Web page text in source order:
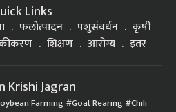
Links
फलोत्पादन पशुसंवर्धन
कृषी
शिक्षण आरोग्य इतर
Krishi Jagran
Farming Goat Rearing Chili